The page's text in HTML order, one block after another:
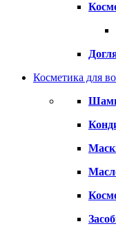
Косметика для